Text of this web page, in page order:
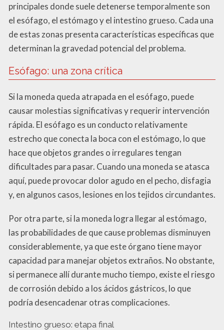
principales donde suele detenerse temporalmente son
el esófago, el estómago y el intestino grueso. Cada una
de estas zonas presenta características específicas que
determinan la gravedad potencial del problema.
Esófago: una zona crítica
Si la moneda queda atrapada en el esófago, puede
causar molestias significativas y requerir intervención
rápida. El esófago es un conducto relativamente
estrecho que conecta la boca con el estómago, lo que
hace que objetos grandes o irregulares tengan
dificultades para pasar. Cuando una moneda se atasca
aquí, puede provocar dolor agudo en el pecho, disfagia
y, en algunos casos, lesiones en los tejidos circundantes.
Por otra parte, si la moneda logra llegar al estómago,
las probabilidades de que cause problemas disminuyen
considerablemente, ya que este órgano tiene mayor
capacidad para manejar objetos extraños. No obstante,
si permanece allí durante mucho tiempo, existe el riesgo
de corrosión debido a los ácidos gástricos, lo que
podría desencadenar otras complicaciones.
Intestino grueso: etapa final